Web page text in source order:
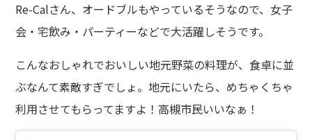
Re-Calさん、オードブルもやっているそうなので、女子
会・宅飲み・パーティーなどで大活躍しそうです。
こんなおしゃれでおいしい地元野菜の料理が、食卓に並
ぶなんて素敵すぎでしょ。地元にいたら、めちゃくちゃ
利用させてもらってますよ！高槻市民いいなぁ！